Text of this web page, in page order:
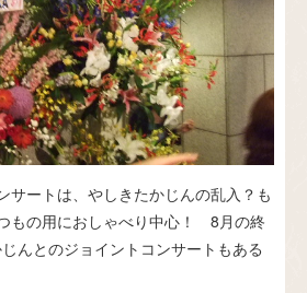
サートは、やしきたかじんの乱入？も
もの用におしゃべり中心！ 8月の終
んとのジョイントコンサートもある